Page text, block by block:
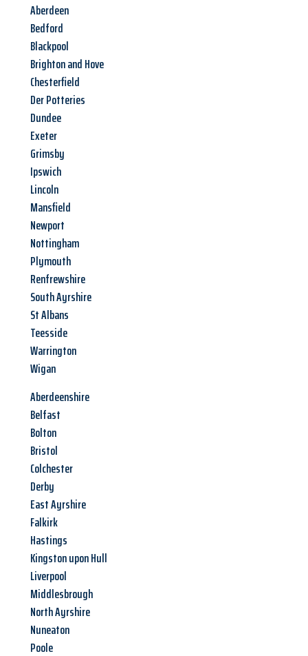
Aberdeen
Bedford
Blackpool
Brighton and Hove
Chesterfield
Der Potteries
Dundee
Exeter
Grimsby
Ipswich
Lincoln
Mansfield
Newport
Nottingham
Plymouth
Renfrewshire
South Ayrshire
St Albans
Teesside
Warrington
Wigan
Aberdeenshire
Belfast
Bolton
Bristol
Colchester
Derby
East Ayrshire
Falkirk
Hastings
Kingston upon Hull
Liverpool
Middlesbrough
North Ayrshire
Nuneaton
Poole